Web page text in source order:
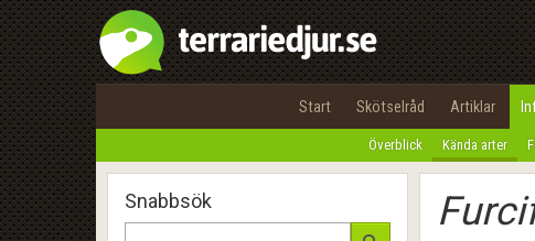
Start Skötselråd Artiklar
Överblick Kända arter
Snabbsök